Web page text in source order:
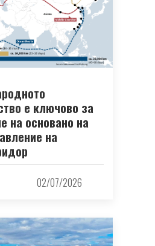
е ключово за
на основано на
на
02/07/2026